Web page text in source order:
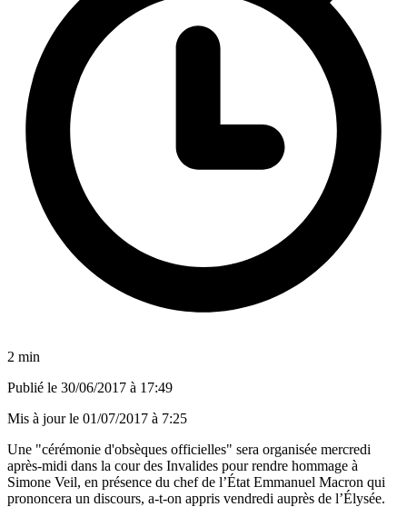
2 min
Publié le 30/06/2017 à 17:49
Mis à jour le 01/07/2017 à 7:25
Une "cérémonie d'obsèques officielles" sera organisée mercredi
après-midi dans la cour des Invalides pour rendre hommage à
Simone Veil, en présence du chef de l’État Emmanuel Macron qui
prononcera un discours, a-t-on appris vendredi auprès de l’Élysée.